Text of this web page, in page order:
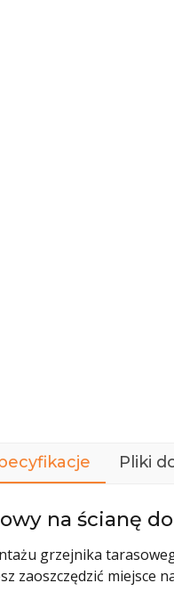
Pliki
na ścianę
grzejnika
zaoszczędzić miejsce